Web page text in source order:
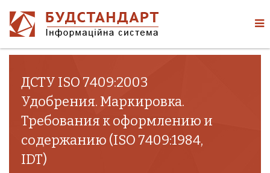
ДСТУ ISO 7409:2003
Удобрения. Маркировка.
Требования к оформлению и
содержанию (ISO 7409:1984,
IDT)